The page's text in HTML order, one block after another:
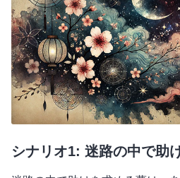
シナリオ1: 迷路の中で助